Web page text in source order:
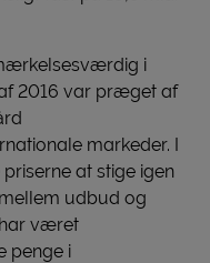
i
2016 var præget af
markeder. I
at stige igen
udbud og
været
penge i